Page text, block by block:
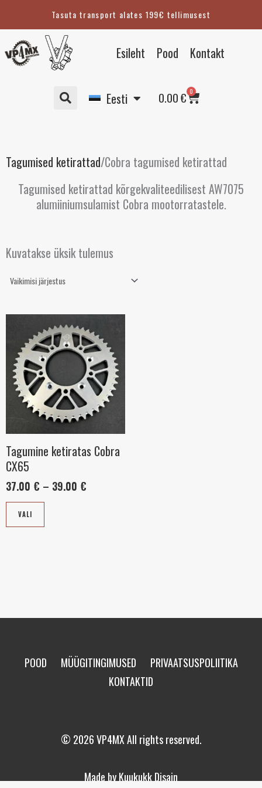
content
Tasuta transport alates 199€ tellimusest
Esileht Pood Kontakt
Eesti
Suomi
Deutsch
0.00€ 0
Cart
Tagumised ketirattad/Cobra tagumised ketirattad
Tagumised ketirattad kõrgekvaliteedilisest AW7075
alumiiniumsulamist Cobra mootorratastele.
Kuvatakse üksik tulemus
Tagumine ketiratas Cobra
CX65
37.00 € – 39.00 €
37.00 €
kuni
39.00 €
VALI
Sellel
tootel
on
mitu
varianti.
Valikuid
saab
teha
tootelehel.
POOD MÜÜGITINGIMUSED
PRIVAATSUSPOLIITIKA
KONTAKTID
© 2026 VP4MX All rights reserved.
Made byKuukukk Disain